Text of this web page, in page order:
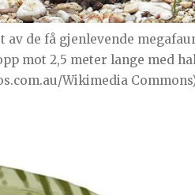
de få gjenlevende
mot 2,5 meter lange med
Wikimedia